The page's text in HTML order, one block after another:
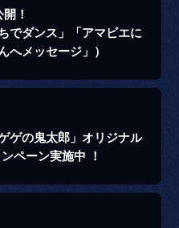
！
でダンス」「アマビエに
へメッセージ」）
ゲの鬼太郎」オリジナル
ペーン実施中 ！